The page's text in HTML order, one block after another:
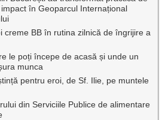
în Geoparcul Internațional
creme BB în rutina zilnică de îngrijire a
le poți începe de acasă și unde un
munca
pentru eroi, de Sf. Ilie, pe muntele
din Serviciile Publice de alimentare